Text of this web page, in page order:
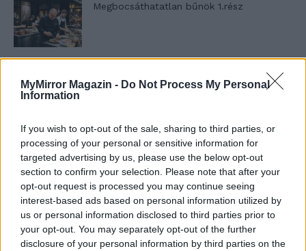
MyMirror Magazin - Do Not Process My Personal
Information
If you wish to opt-out of the sale, sharing to third parties, or
processing of your personal or sensitive information for
targeted advertising by us, please use the below opt-out
section to confirm your selection. Please note that after your
opt-out request is processed you may continue seeing
interest-based ads based on personal information utilized by
us or personal information disclosed to third parties prior to
your opt-out. You may separately opt-out of the further
disclosure of your personal information by third parties on the
Megbocsáthatatlan bűnök 1.rész
Szent Genovéva, a túlélő Franciaország
jelképe
Minka 12. rész
Minka 11. rész